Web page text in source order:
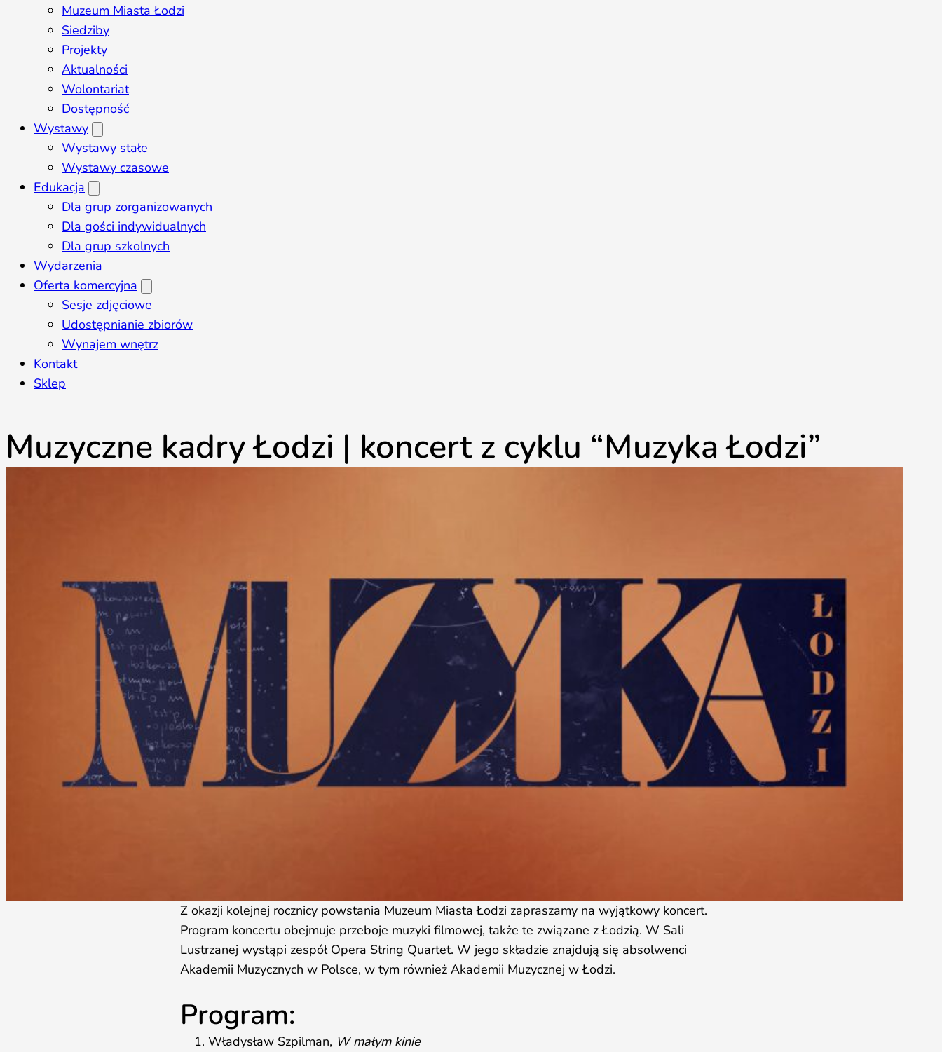
Muzeum Miasta Łodzi
Siedziby
Projekty
Aktualności
Wolontariat
Dostępność
Wystawy
Wystawy stałe
Wystawy czasowe
Edukacja
Dla grup zorganizowanych
Dla gości indywidualnych
Dla grup szkolnych
Wydarzenia
Oferta komercyjna
Sesje zdjęciowe
Udostępnianie zbiorów
Wynajem wnętrz
Kontakt
Sklep
Muzyczne kadry Łodzi | koncert z cyklu “Muzyka Łodzi”
Z okazji kolejnej rocznicy powstania Muzeum Miasta Łodzi zapraszamy na wyjątkowy koncert.
Program koncertu obejmuje przeboje muzyki filmowej, także te związane z Łodzią. W Sali
Lustrzanej wystąpi zespół Opera String Quartet. W jego składzie znajdują się absolwenci
Akademii Muzycznych w Polsce, w tym również Akademii Muzycznej w Łodzi.
Program:
Władysław Szpilman, W małym kinie